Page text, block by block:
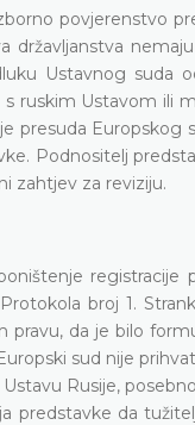
povjerenstvo
državljanstva
Ustavnog suda
ruskim Ustavom ili
presuda
Podnositelj
zahtjev za reviziju.
registracije
broj 1.
da je bilo
sud nije
Rusije,
predstavke da